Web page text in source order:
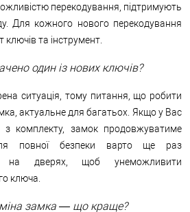
перекодування, підтримують
Для кожного нового перекодування
та інструмент.
один із нових ключів?
ситуація, тому питання, що робити
актуальне для багатьох. Якщо у Вас
з комплекту, замок продовжуватиме
повної безпеки варто ще раз
на дверях, щоб унеможливити
ключа.
замка — що краще?